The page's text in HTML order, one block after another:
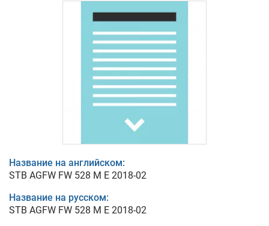
Название на английском:
STB AGFW FW 528 M E 2018-02
Название на русском:
STB AGFW FW 528 M E 2018-02